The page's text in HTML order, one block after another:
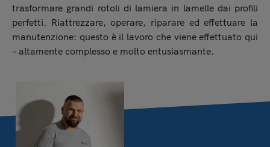
trasformare grandi rotoli di lamiera in lamelle dai profili
perfetti. Riattrezzare, operare, riparare ed effettuare la
manutenzione: questo è il lavoro che viene effettuato qui
– altamente complesso e molto entusiasmante.